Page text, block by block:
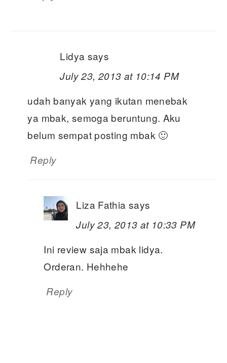
Lidya says
July 23, 2013 at 10:14 PM
udah banyak yang ikutan menebak
ya mbak, semoga beruntung. Aku
belum sempat posting mbak 🙂
Reply
Liza Fathia says
July 23, 2013 at 10:33 PM
Ini review saja mbak lidya.
Orderan. Hehhehe
Reply